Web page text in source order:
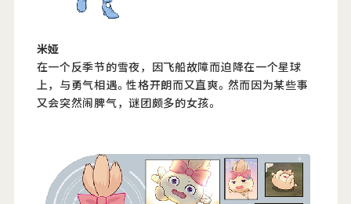
米娅
在一个反季节的雪夜，因飞船故障而迫降在一个星球
上，与勇气相遇。性格开朗而又直爽。然而因为某些事
又会突然闹脾气，谜团颇多的女孩。